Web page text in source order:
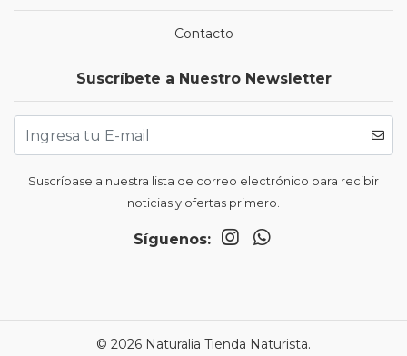
Contacto
Suscríbete a Nuestro Newsletter
Suscríbase a nuestra lista de correo electrónico para recibir
noticias y ofertas primero.
Síguenos:
© 2026 Naturalia Tienda Naturista.